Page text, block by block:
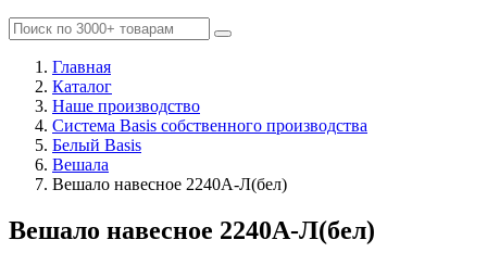
Главная
Каталог
Наше производство
Система Basis собственного производства
Белый Basis
Вешала
Вешало навесное 2240A-Л(бел)
Вешало навесное 2240A-Л(бел)